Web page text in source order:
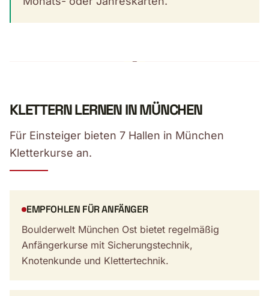
KLETTERN LERNEN IN MÜNCHEN
Für Einsteiger bieten 7 Hallen in München
Kletterkurse an.
EMPFOHLEN FÜR ANFÄNGER
Boulderwelt München Ost bietet regelmäßig
Anfängerkurse mit Sicherungstechnik,
Knotenkunde und Klettertechnik.